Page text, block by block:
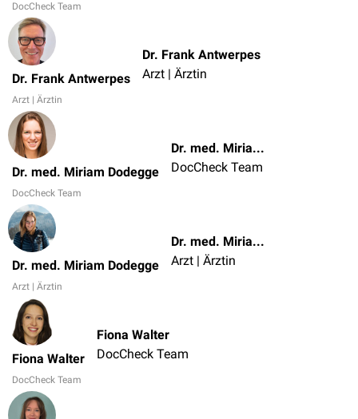
DocCheck Team
Dr. Frank Antwerpes
Arzt | Ärztin
Dr. Frank Antwerpes
Arzt | Ärztin
Dr. med. Miriam Dodegge
DocCheck Team
Dr. med. Miriam Dodegge
DocCheck Team
Dr. med. Miriam Dodegge
Arzt | Ärztin
Dr. med. Miriam Dodegge
Arzt | Ärztin
Fiona Walter
DocCheck Team
Fiona Walter
DocCheck Team